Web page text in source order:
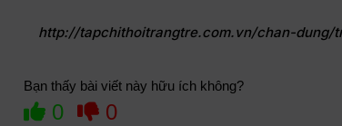
http://tapchithoitrangtre.com.vn/chan-
Bạn thấy bài viết này hữu ích không?
0 0